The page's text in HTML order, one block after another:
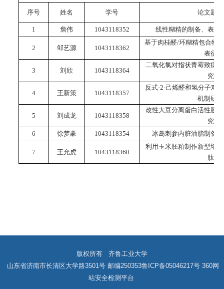
序号 姓名 学号 论文题目
1 詹伟 1043118352 线性糊精的制备、表征
2 邹艺源 1043118362
基于肉桂醛/环糊精包合物
表征
3 刘欣 1043118364
二氧化氯对指状青霉致病
究
4 王新策 1043118357
反式-2-己烯醛和氢分子对
机制研究
5 刘成龙 1043118358
改性大豆分离蛋白活性膜
究
6
徐梦豪 1043118354 冰岛刺参内脏油脂制备
7 王允虎 1043118360
利用玉米胚粕制作新型培
肽
版权所有 齐鲁工业大学
山东省济南市长清区大学路3501号 邮编250353鲁ICP备05046217号360网
站安全检测平台